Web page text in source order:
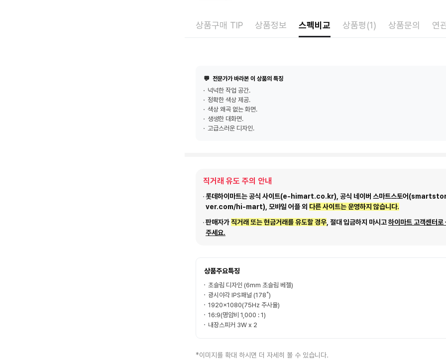
상품구매 TIP 상품정보 스펙비교 상품평(1) 상품문의 연
💬 전문가가 바라본 이 상품의 특징
넉넉한 작업 공간.
정확한 색상 제공.
색상 왜곡 없는 화면.
생생한 대화면.
고급스러운 디자인.
직거래 유도 주의 안내
롯데하이마트는 공식 사이트(e-himart.co.kr), 공식 네이버 스마트스토어
ver.com/hi-mart), 모바일 어플 외 다른 사이트는 운영하지 않습니다.
판매자가직거래 또는 현금거래를 유도할 경우 , 절대 입금하지 마시고하이마트 고객센터로
주세요.
상품주요특징
초슬림 디자인 (6mm 초슬림 베젤)
광시야각 IPS패널 (178˚)
1920x1080(75Hz 주사율)
16:9(명암비 1,000 : 1)
내장스피커 3W x 2
*이미지를 확대 하시면 더 자세히 볼 수 있습니다.